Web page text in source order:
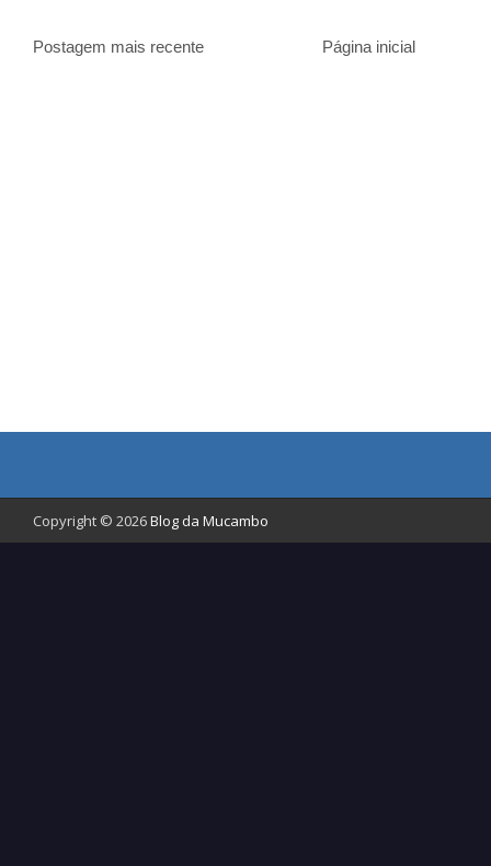
Postagem mais recente Página inicial
Copyright © 2026Blog da Mucambo